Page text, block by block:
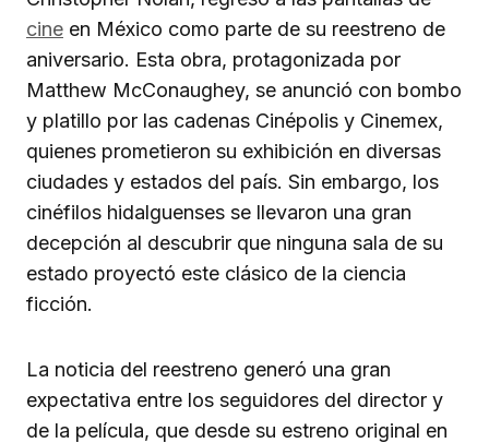
cine en México como parte de su reestreno de
aniversario. Esta obra, protagonizada por
Matthew McConaughey, se anunció con bombo
y platillo por las cadenas Cinépolis y Cinemex,
quienes prometieron su exhibición en diversas
ciudades y estados del país. Sin embargo, los
cinéfilos hidalguenses se llevaron una gran
decepción al descubrir que ninguna sala de su
estado proyectó este clásico de la ciencia
ficción.
La noticia del reestreno generó una gran
expectativa entre los seguidores del director y
de la película, que desde su estreno original en